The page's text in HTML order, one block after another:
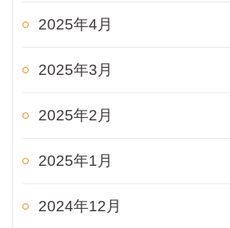
2025年4月
2025年3月
2025年2月
2025年1月
2024年12月